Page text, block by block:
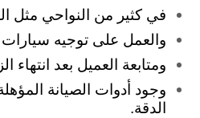
في كثير من النواحي مثل
والعمل على توجيه سيارات
ومتابعة العميل بعد
وجود أدوات الصيانة
الدقة.